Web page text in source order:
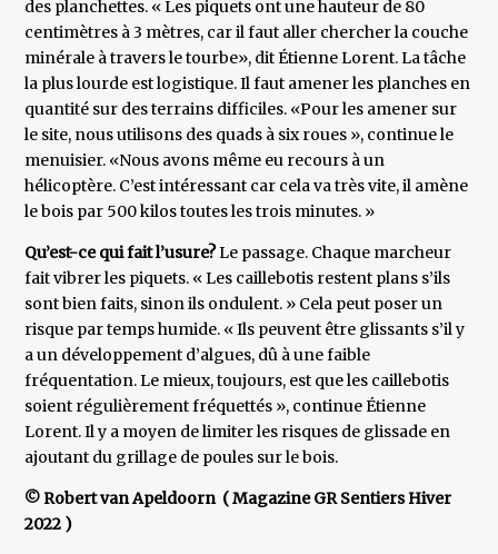
des planchettes. « Les piquets ont une hauteur de 80
centimètres à 3 mètres, car il faut aller chercher la couche
minérale à travers le tourbe», dit Étienne Lorent. La tâche
la plus lourde est logistique. Il faut amener les planches en
quantité sur des terrains difficiles. «Pour les amener sur
le site, nous utilisons des quads à six roues », continue le
menuisier. «Nous avons même eu recours à un
hélicoptère. C’est intéressant car cela va très vite, il amène
le bois par 500 kilos toutes les trois minutes. »
Qu’est-ce qui fait l’usure?Le passage. Chaque marcheur
fait vibrer les piquets. « Les caillebotis restent plans s’ils
sont bien faits, sinon ils ondulent. » Cela peut poser un
risque par temps humide. « Ils peuvent être glissants s’il y
a un développement d’algues, dû à une faible
fréquentation. Le mieux, toujours, est que les caillebotis
soient régulièrement fréquettés », continue Étienne
Lorent. Il y a moyen de limiter les risques de glissade en
ajoutant du grillage de poules sur le bois.
© Robert van Apeldoorn ( Magazine GR Sentiers Hiver
2022 )